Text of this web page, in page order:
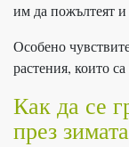
им да пожълтеят
Особено
растения, които
Как да се
през